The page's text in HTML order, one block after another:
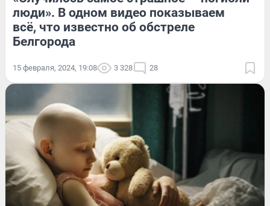
люди». В одном видео показываем
всё, что известно об обстреле
Белгорода
15 февраля, 2024, 19:08 3 328 28